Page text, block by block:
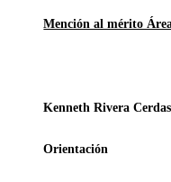
Mención al mérito
Kenneth Rivera Cerdas
Orientación